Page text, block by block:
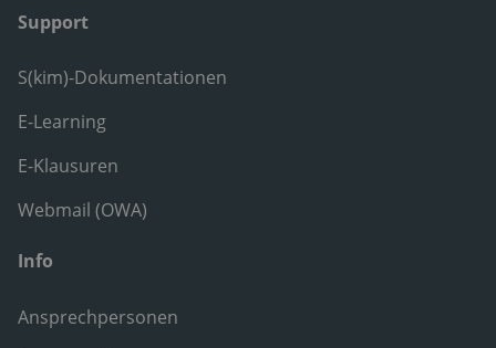
Support
S(kim)-Dokumentationen
E-Learning
E-Klausuren
Webmail (OWA)
Info
Ansprechpersonen